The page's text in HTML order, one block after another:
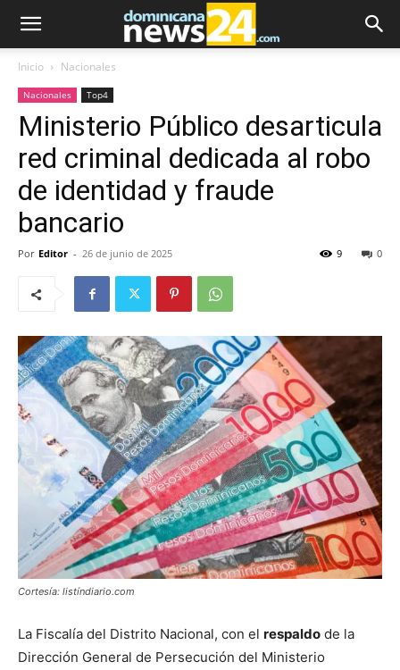
Inicio Nacionales
Nacionales Top4
Ministerio Público desarticula
red criminal dedicada al robo
de identidad y fraude
bancario
Por Editor - 26 de junio de 2025 0
9
Cortesía: listíndiario.com
La Fiscalía del Distrito Nacional, con el respaldo de la
Dirección General de Persecución del Ministerio